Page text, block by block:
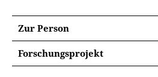
Zur Person
Forschungsprojekt